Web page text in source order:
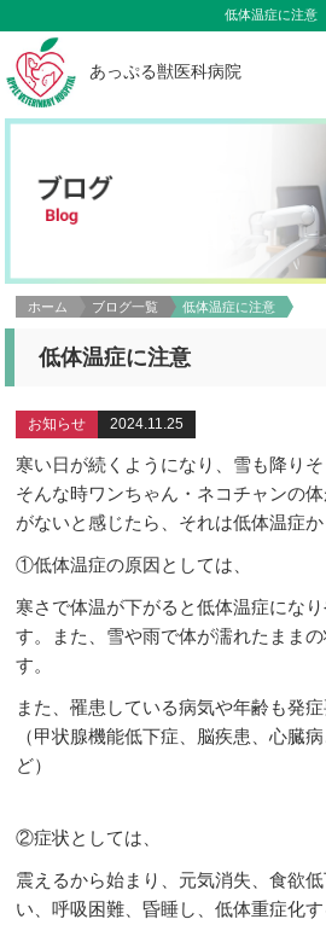
低体温症に注意
あっぷる獣医科病院
ホーム ブログ一覧 低体温症に注意
低体温症に注意
お知らせ 2024.11.25
寒い日が続くようになり、雪も降りそ
そんな時ワンちゃん・ネコチャンの
がないと感じたら、それは低体温症か
①低体温症の原因としては、
寒さで体温が下がると低体温症にな
す。また、雪や雨で体が濡れたまま
す。
また、罹患している病気や年齢も発症
（甲状腺機能低下症、脳疾患、心臓
ど）
②症状としては、
震えるから始まり、元気消失、食欲
い、呼吸困難、昏睡し、低体重症化